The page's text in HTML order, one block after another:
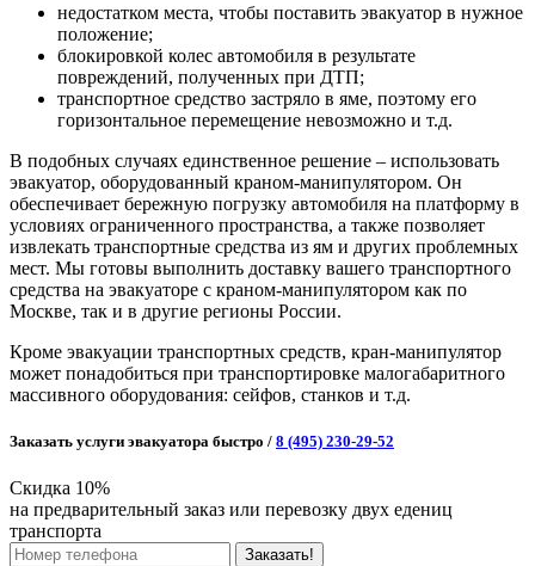
недостатком места, чтобы поставить эвакуатор в нужное
положение;
блокировкой колес автомобиля в результате
повреждений, полученных при ДТП;
транспортное средство застряло в яме, поэтому его
горизонтальное перемещение невозможно и т.д.
В подобных случаях единственное решение – использовать
эвакуатор, оборудованный краном-манипулятором. Он
обеспечивает бережную погрузку автомобиля на платформу в
условиях ограниченного пространства, а также позволяет
извлекать транспортные средства из ям и других проблемных
мест. Мы готовы выполнить доставку вашего транспортного
средства на эвакуаторе с краном-манипулятором как по
Москве, так и в другие регионы России.
Кроме эвакуации транспортных средств, кран-манипулятор
может понадобиться при транспортировке малогабаритного
массивного оборудования: сейфов, станков и т.д.
Заказать услуги эвакуатора быстро / 8 (495) 230-29-52
Скидка 10%
на предварительный заказ или перевозку двух едениц
транспорта
Заказать!